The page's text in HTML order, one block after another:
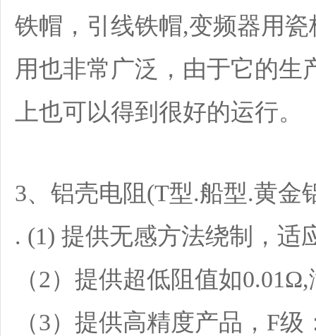
铁帽，引线铁帽,变频器用
用也非常广泛，由于它的生
上也可以得到很好的运行。
3、铝壳电阻(T型.船型.黄
. (1) 提供无感方法绕制，
（2）提供超低阻值如
（3）提供高精度产品，F